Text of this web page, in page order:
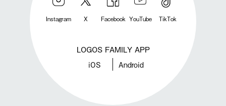
Instagram X Facebook YouTube TikTok
LOGOS FAMILY APP
iOS Android